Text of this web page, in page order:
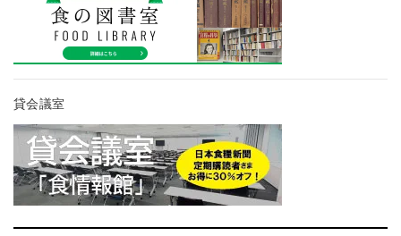
貸会議室